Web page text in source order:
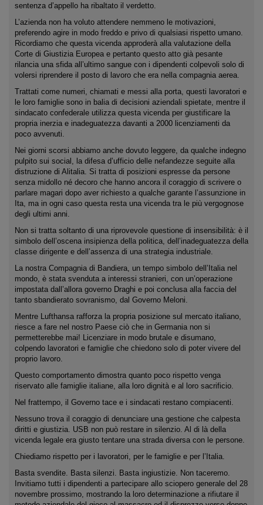
sentenza d’appello ha ribaltato il verdetto.
L’azienda non ha voluto attendere nemmeno le motivazioni,
preferendo agire in modo freddo e privo di qualsiasi rispetto umano.
Ricordiamo che questa vicenda approderà alla valutazione della
Corte di Giustizia Europea e pertanto questo atto già pesante
rilancia una sfida all’ultimo sangue con i dipendenti colpevoli solo di
volersi riprendere il posto di lavoro che era nella compagnia aerea.
Trattati come numeri, chiamati e messi alla porta, questi lavoratori e
le loro famiglie sono in balia di decisioni aziendali spietate, mentre il
sindacato confederale utilizza questa vicenda per giustificare la
propria inerzia e inadeguatezza davanti a 2000 licenziamenti da
poco avvenuti.
Nei giorni scorsi abbiamo anche dovuto leggere, da qualche indegno
pulpito sui social, la difesa d’ufficio delle nefandezze seguite alla
distruzione di Alitalia. Si tratta di posizioni espresse da persone
senza midollo né decoro che hanno ancora il coraggio di scrivere o
parlare magari dopo aver richiesto a qualche garante l’assunzione in
Ita, ma in ogni caso questa resta una vicenda tra le più vergognose
degli ultimi anni.
Non si tratta soltanto di una riprovevole questione di insensibilità: è il
simbolo dell’oscena insipienza della politica, dell’inadeguatezza della
classe dirigente e dell’assenza di una strategia industriale.
La nostra Compagnia di Bandiera, un tempo simbolo dell’Italia nel
mondo, è stata svenduta a interessi stranieri, con un’operazione
impostata dall’allora governo Draghi e poi conclusa alla faccia del
tanto sbandierato sovranismo, dal Governo Meloni.
Mentre Lufthansa rafforza la propria posizione sul mercato italiano,
riesce a fare nel nostro Paese ciò che in Germania non si
permetterebbe mai! Licenziare in modo brutale e disumano,
colpendo lavoratori e famiglie che chiedono solo di poter vivere del
proprio lavoro.
Questo comportamento dimostra quanto poco rispetto venga
riservato alle famiglie italiane, alla loro dignità e al loro sacrificio.
Nel frattempo, il Governo tace e i sindacati restano compiacenti.
Nessuno trova il coraggio di denunciare una gestione che calpesta
diritti e giustizia. USB non può restare in silenzio. Al di là della
vicenda legale era giusto tentare una strada diversa con le persone.
Chiediamo rispetto per i lavoratori, per le famiglie e per l’Italia.
Basta svendite. Basta silenzi. Basta ingiustizie. Non taceremo.
Invitiamo tutti i dipendenti a partecipare allo sciopero generale del 28
novembre prossimo, mostrando la loro determinazione a rifiutare il